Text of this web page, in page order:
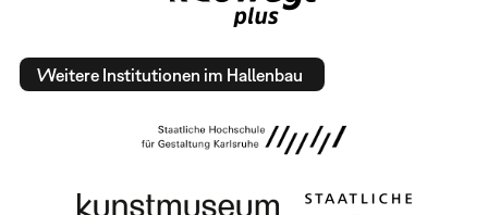
Weitere Institutionen im Hallenbau